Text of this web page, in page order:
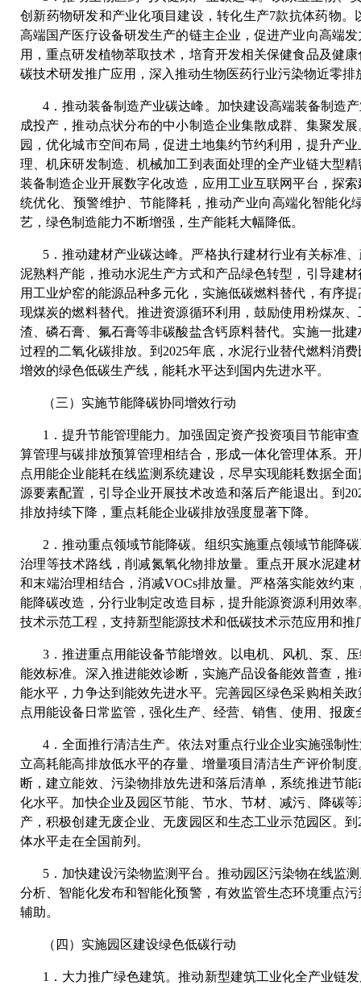
创新药物研发和产业化项目建设，转化生产7款抗体药物
高端国产医疗设备研发生产的链主企业，促进产业向高端
用，重点研发植物萃取技术，培育开发相关保健食品及健
碳技术研发推广应用，深入推动生物医药行业污染物近零排
4．推动装备制造产业碳达峰。加快建设高端装备制造
成投产，推动点状分布的中小制造企业集散成群、集聚发
园，优化城市空间布局，促进土地集约节约利用，提升产
理、机床研发制造、机械加工到表面处理的全产业链大型
装备制造企业开展数字化改造，应用工业互联网平台，探
统优化、预警维护、节能降耗，推动产业向高端化智能化
艺，绿色制造能力不断增强，生产能耗大幅降低。
5．推动建材产业碳达峰。严格执行建材行业有关标准
泥熟料产能，推动水泥生产方式和产品绿色转型，引导建
用工业炉窑的能源品种多元化，实施低碳燃料替代，有序
现煤炭的燃料替代。推进资源循环利用，鼓励使用粉煤灰
渣、磷石膏、氟石膏等非碳酸盐含钙原料替代。实施一批
过程的二氧化碳排放。到2025年底，水泥行业替代燃料消
增效的绿色低碳生产线，能耗水平达到国内先进水平。
（三）实施节能降碳协同增效行动
1．提升节能管理能力。加强固定资产投资项目节能审
算管理与碳排放预算管理相结合，形成一体化管理体系。
点用能企业能耗在线监测系统建设，尽早实现能耗数据全
源要素配置，引导企业开展技术改造和落后产能退出。到
排放持续下降，重点耗能企业碳排放强度显著下降。
2．推动重点领域节能降碳。组织实施重点领域节能降
治理等技术路线，削减氮氧化物排放量。重点开展水泥建
和末端治理相结合，消减VOCs排放量。严格落实能效约
能降碳改造，分行业制定改造目标，提升能源资源利用效
技术示范工程，支持新型能源技术和低碳技术示范应用和
3．推进重点用能设备节能增效。以电机、风机、泵、
能效标准。深入推进能效诊断，实施产品设备能效普查，
能水平，力争达到能效先进水平。完善园区绿色采购相关
点用能设备日常监管，强化生产、经营、销售、使用、报废
4．全面推行清洁生产。依法对重点行业企业实施强制
立高耗能高排放低水平的存量、增量项目清洁生产评价制
断，建立能效、污染物排放先进和落后清单，系统推进节
化水平。加快企业及园区节能、节水、节材、减污、降碳
产，积极创建无废企业、无废园区和生态工业示范园区。
体水平走在全国前列。
5．加快建设污染物监测平台。推动园区污染物在线监
分析、智能化发布和智能化预警，有效监管生态环境重点
辅助。
（四）实施园区建设绿色低碳行动
1．大力推广绿色建筑。推动新型建筑工业化全产业链